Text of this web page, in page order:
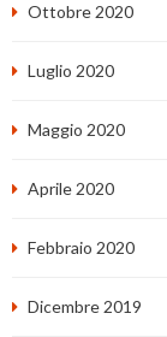
Ottobre 2020
Luglio 2020
Maggio 2020
Aprile 2020
Febbraio 2020
Dicembre 2019